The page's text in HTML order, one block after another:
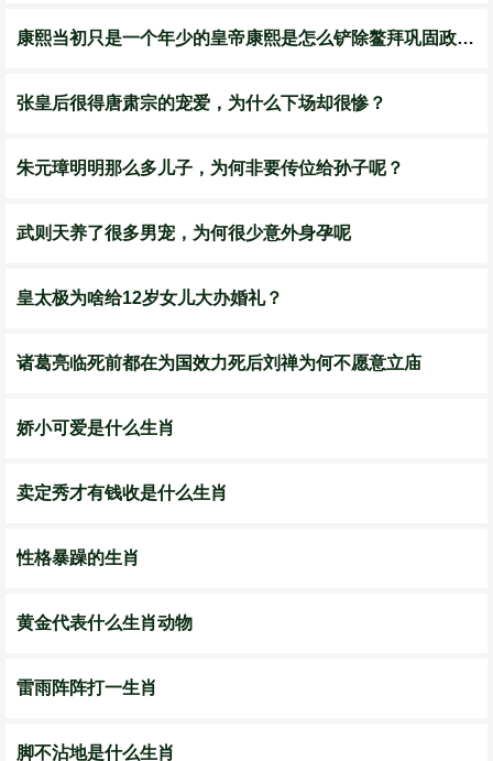
康熙当初只是一个年少的皇帝康熙是怎么铲除鳌拜巩固政权的
张皇后很得唐肃宗的宠爱，为什么下场却很惨？
朱元璋明明那么多儿子，为何非要传位给孙子呢？
武则天养了很多男宠，为何很少意外身孕呢
皇太极为啥给12岁女儿大办婚礼？
诸葛亮临死前都在为国效力死后刘禅为何不愿意立庙
娇小可爱是什么生肖
卖定秀才有钱收是什么生肖
性格暴躁的生肖
黄金代表什么生肖动物
雷雨阵阵打一生肖
脚不沾地是什么生肖